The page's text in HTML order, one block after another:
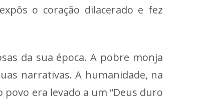
o coração dilacerado e fez
da sua época. A pobre monja
narrativas. A humanidade, na
era levado a um “Deus duro